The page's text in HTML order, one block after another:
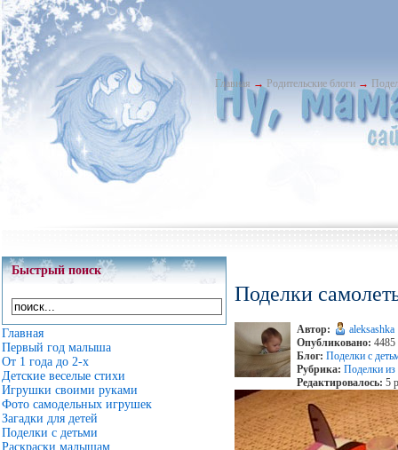
Главная → Родительские блоги →
Быстрый поиск
Главная
Первый год малыша
От 1 года до 2-х
Детские веселые стихи
Игрушки своими руками
Фото самодельных игрушек
Загадки для детей
Поделки с детьми
Раскраски малышам
Поделки
Автор:
aleksashka
Опубликовано: 4485
Блог: Поделки с
Рубрика: Поделки из
Редактировалось: 5